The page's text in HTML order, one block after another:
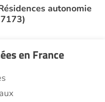
autonomie
en France